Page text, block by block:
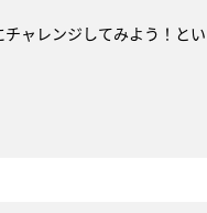
ャレンジしてみよう！と